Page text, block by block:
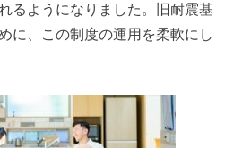
るようになりました。旧耐震基
に、この制度の運用を柔軟にし